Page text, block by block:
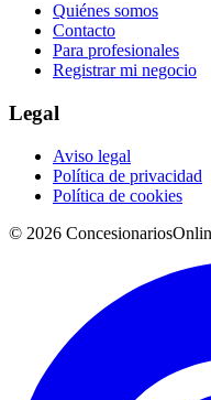
Quiénes somos
Contacto
Para profesionales
Registrar mi negocio
Legal
Aviso legal
Política de privacidad
Política de cookies
© 2026